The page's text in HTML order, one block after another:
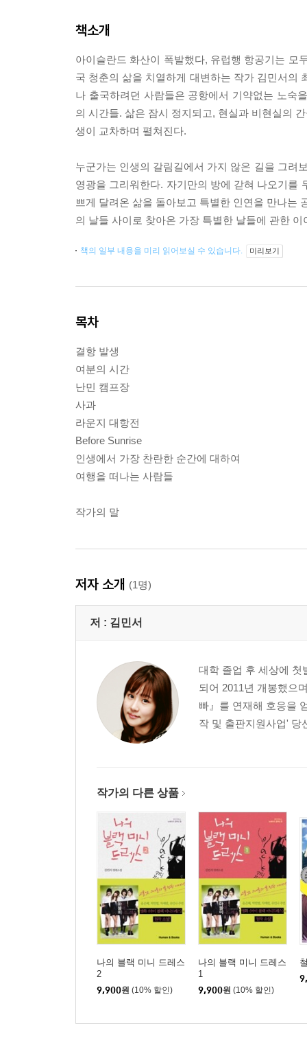
책소개
아이슬란드 화산이 폭발했다, 유럽행 항공기는 모
국 청춘의 삶을 치열하게 대변하는 작가 김민서의
나 출국하려던 사람들은 공항에서 기약없는 노숙
의 시간들. 삶은 잠시 정지되고, 현실과 비현실의
생이 교차하며 펼쳐진다.
누군가는 인생의 갈림길에서 가지 않은 길을 그려
영광을 그리워한다. 자기만의 방에 갇혀 나오기를
쁘게 달려온 삶을 돌아보고 특별한 인연을 만나는
의 날들 사이로 찾아온 가장 특별한 날들에 관한 이
책의 일부 내용을 미리 읽어보실 수 있습니다. 미리보기
목차
결항 발생
여분의 시간
난민 캠프장
사과
라운지 대항전
Before Sunrise
인생에서 가장 찬란한 순간에 대하여
여행을 떠나는 사람들
작가의 말
저자 소개 (1명)
저 : 김민서
대학 졸업 후 세상에 첫
되어 2011년 개봉했으
빠』를 연재해 호응을
작 및 출판지원사업' 당
작가의 다른 상품
나의 블랙 미니 드레스
2
9,900원 (10% 할인)
나의 블랙 미니 드레스
1
9,900원 (10% 할인)